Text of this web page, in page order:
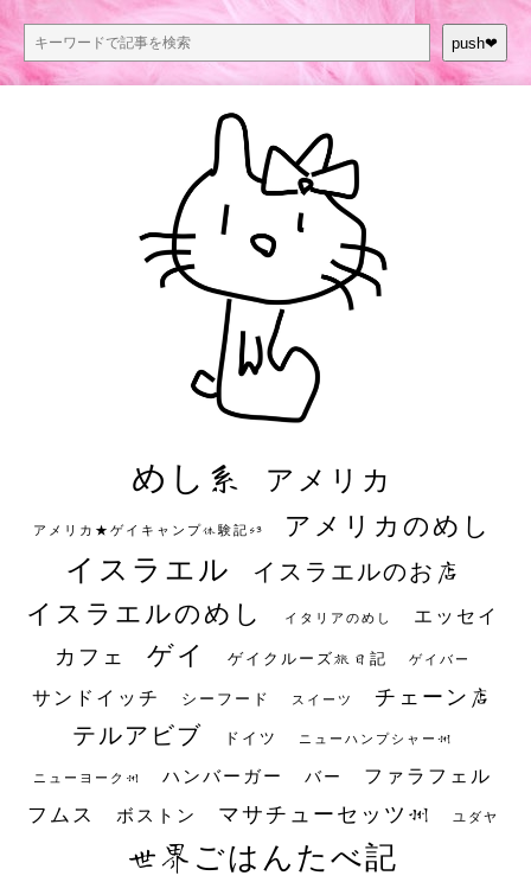
push❤︎
めし系 アメリカ
アメリカ★ゲイキャンプ体験記S3 アメリカのめし
イスラエル イスラエルのお店
イスラエルのめし イタリアのめし エッセイ
カフェ ゲイ ゲイクルーズ旅日記 ゲイバー
サンドイッチ シーフード スイーツ チェーン店
テルアビブ ドイツ ニューハンプシャー州
ニューヨーク州 ハンバーガー バー ファラフェル
フムス ボストン マサチューセッツ州 ユダヤ
世界ごはんたべ記